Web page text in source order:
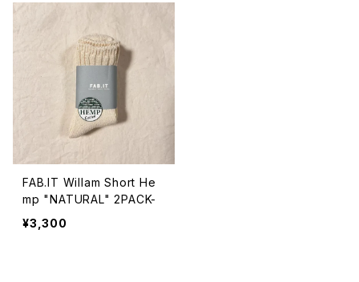
FAB.IT Willam Short He
mp "NATURAL" 2PACK-
¥3,300